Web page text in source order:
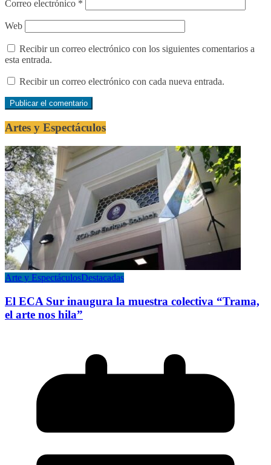
Correo electrónico *
Web
Recibir un correo electrónico con los siguientes comentarios a
esta entrada.
Recibir un correo electrónico con cada nueva entrada.
Artes y Espectáculos
Arte y EspectáculosDestacadas
El ECA Sur inaugura la muestra colectiva “Trama,
el arte nos hila”